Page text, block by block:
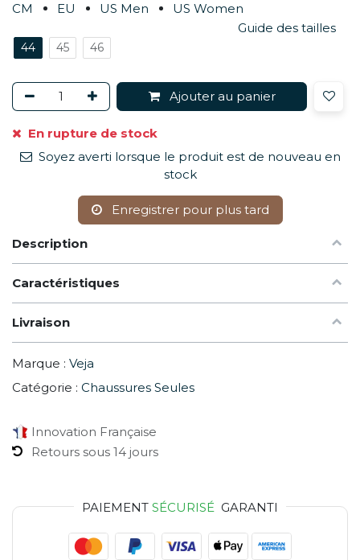
CM EU US Men
US Women
Guide des tailles
44 45 46
Ajouter au panier
En rupture de stock
Soyez averti lorsque le produit est de nouveau en
stock
Enregistrer pour plus tard
Description
Caractéristiques
Livraison
Marque : Veja
Catégorie : Chaussures Seules
Innovation Française
Retours sous 14 jours
PAIEMENT SÉCURISÉ GARANTI